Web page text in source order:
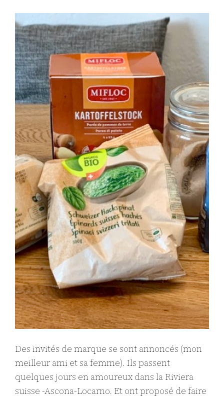
Des invités de marque se sont annoncés (mon
meilleur ami et sa femme). Ils passent
quelques jours en amoureux dans la Riviera
suisse -Ascona-Locarno. Et ont proposé de faire